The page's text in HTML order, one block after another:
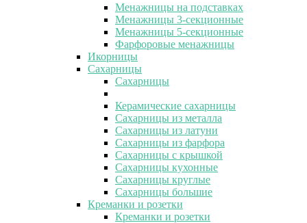
Менажницы на подставках
Менажницы 3-секционные
Менажницы 5-секционные
Фарфоровые менажницы
Икорницы
Сахарницы
Сахарницы
Керамические сахарницы
Сахарницы из металла
Сахарницы из латуни
Сахарницы из фарфора
Сахарницы с крышкой
Сахарницы кухонные
Сахарницы круглые
Сахарницы большие
Креманки и розетки
Креманки и розетки